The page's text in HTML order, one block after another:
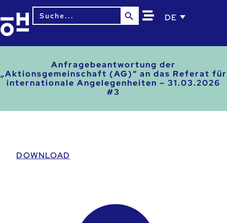
Search
for:
Search Button
DE
Anfragebeantwortung der
„Aktionsgemeinschaft (AG)“ an das Referat für
internationale Angelegenheiten – 31.03.2026
#3
DOWNLOAD